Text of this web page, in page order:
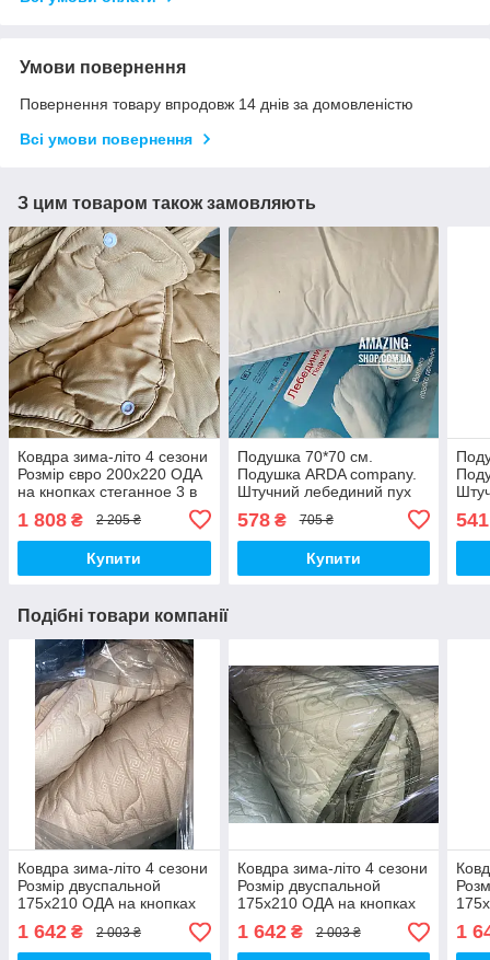
Умови повернення
Повернення товару впродовж 14 днів за домовленістю
Всі умови повернення
З цим товаром також замовляють
Ковдра зима-літо 4 сезони
Розмір євро 200х220 ОДА
на кнопках стеганное 3 в
1 808 ₴ 2 205 ₴
Купити
Подушка 70*70 см.
Подушка ARDA company.
Штучний лебединий пух
578₴ 705 ₴
Купити
541
Подібні товари компанії
Ковдра зима-літо 4 сезони
Розмір двуспальной
175х210 ОДА на кнопках
стеганное 3 в 1
1 642 ₴ 2 003 ₴
Ковдра зима-літо 4 сезони
Розмір двуспальной
175х210 ОДА на кнопках
стеганное 3 в 1
1 642₴ 2 003 ₴ 1